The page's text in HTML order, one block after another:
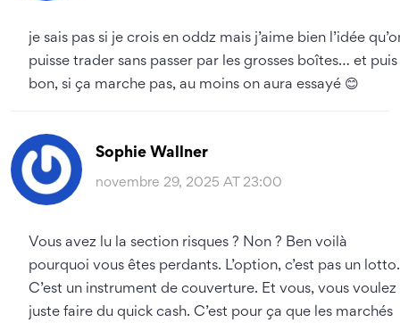
je sais pas si je crois en oddz mais j’aime bien l’idée
puisse trader sans passer par les grosses boîtes… et puis
bon, si ça marche pas, au moins on aura essayé 😊
Sophie Wallner
novembre 29, 2025 AT 23:00
Vous avez lu la section risques ? Non ? Ben voilà
pourquoi vous êtes perdants. L’option, c’est pas un lotto.
C’est un instrument de couverture. Et vous, vous voulez
juste faire du quick cash. C’est pour ça que les marchés